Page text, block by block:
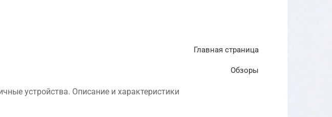
устройства. Описание и характеристики
Главная страница
Обзоры